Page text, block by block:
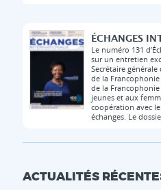
ÉCHANGES
Le numéro 131
sur un entretien
Secrétaire
de la
de la
jeunes et aux
coopération avec
échanges. Le
ACTUALITÉS